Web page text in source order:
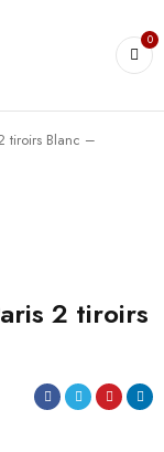
0
tiroirs Blanc –
2 tiroirs